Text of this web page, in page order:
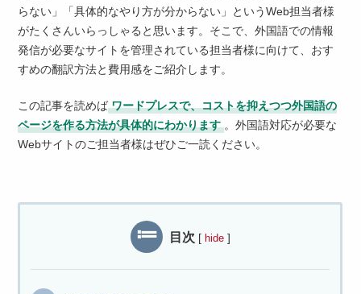
らない」「具体的なやり方が分からない」というWeb担当者様
がたくさんいらっしゃると思います。そこで、外国語での情報
発信が必要なサイトを管理されている担当者様に向けて、おす
すめの翻訳方法と費用感をご紹介します。
この記事を読めば ワードプレスで、コストを抑えつつ外国語の
ページを作る方法が具体的にわかります 。外国語対応が必要な
Webサイトのご担当者様はぜひご一読ください。
目次 [ hide ]